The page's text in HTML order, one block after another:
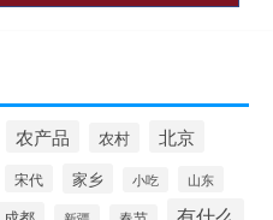
农产品 农村 北京
宋代 家乡 小吃 山东